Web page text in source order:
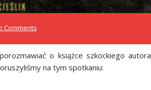
Comments
o książce szkockiego autora
na tym spotkaniu: